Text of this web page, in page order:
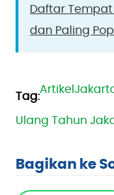
Daftar
dan Paling
Artikel
Ulang Tahun
Bagikan ke